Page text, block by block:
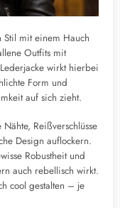
Stil mit einem Hauch
Outfits mit
wirkt hierbei
Form und
auf sich zieht.
Reißverschlüsse
Design auflockern.
Robustheit und
auch rebellisch wirkt.
cool gestalten – je